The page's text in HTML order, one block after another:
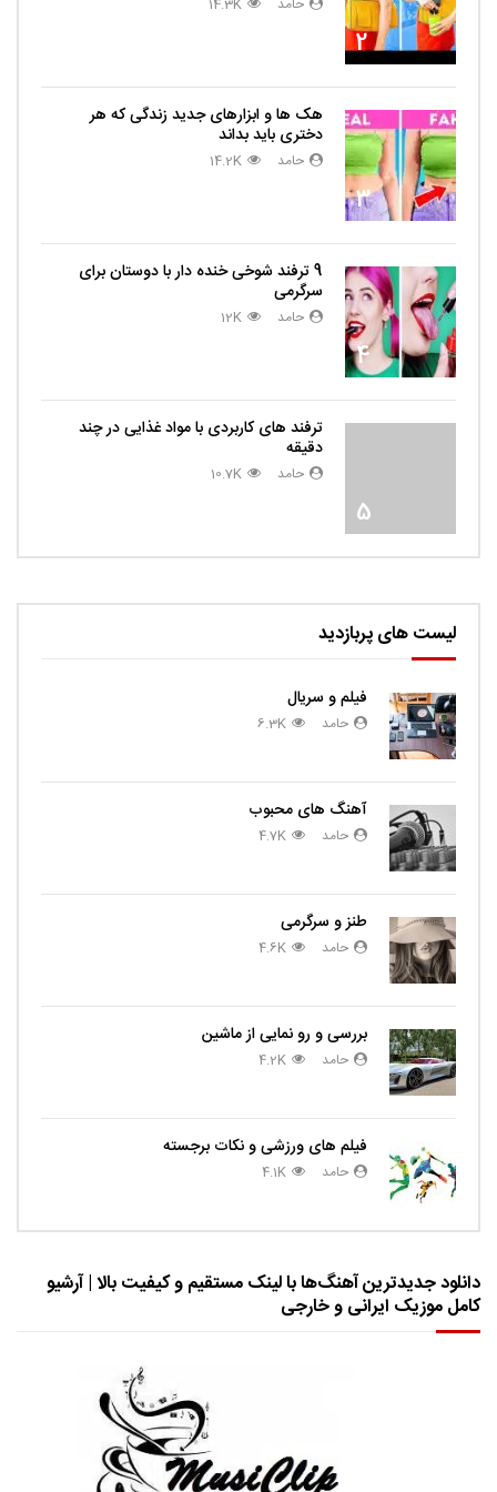
2
حامد 14.3K
3
هک ها و ابزارهای جدید زندگی که هر
دختری باید بداند
حامد 14.2K
4
9 ترفند شوخی خنده دار با دوستان برای
سرگرمی
حامد 12K
5
ترفند های کاربردی با مواد غذایی در چند
دقیقه
حامد 10.7K
لیست های پربازدید
فیلم و سریال
حامد 6.3K
آهنگ های محبوب
حامد 4.7K
طنز و سرگرمی
حامد 4.6K
بررسی و رو نمایی از ماشین
حامد 4.2K
فیلم های ورزشی و نکات برجسته
حامد 4.1K
دانلود جدیدترین آهنگ‌ها با لینک مستقیم و کیفیت بالا | آرشیو
کامل موزیک ایرانی و خارجی